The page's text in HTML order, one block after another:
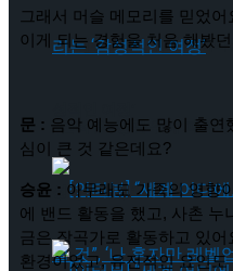
[인터뷰] 빙판 위에 피어나
[인터뷰] 빙판 위에 피어나
성적인 여정’
그래서 머슬 메모리를 믿었
이게 되는 경험을 처음 해봤
문 : 음악 예능에도 많이 출연
심이 큰 것 같은데요?
승윤 : 아무래도 가족의 영향
에 밴드 활동을 했고, 사촌 누
금은 작곡가로 활동하고 있
환경이었고, 유전적인 요인